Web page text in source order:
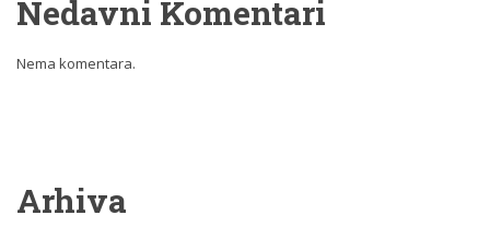
Nedavni Komentari
Nema komentara.
Arhiva